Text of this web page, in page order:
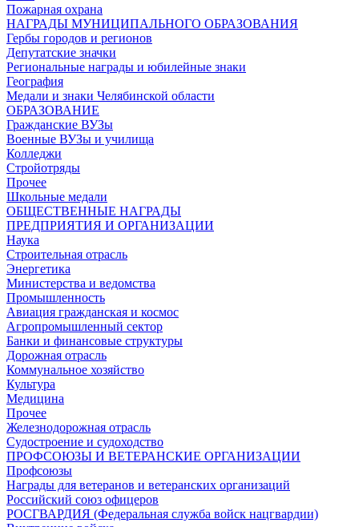
Пожарная охрана
НАГРАДЫ МУНИЦИПАЛЬНОГО ОБРАЗОВАНИЯ
Гербы городов и регионов
Депутатские значки
Региональные награды и юбилейные знаки
География
Медали и знаки Челябинской области
ОБРАЗОВАНИЕ
Гражданские ВУЗы
Военные ВУЗы и училища
Колледжи
Стройотряды
Прочее
Школьные медали
ОБЩЕСТВЕННЫЕ НАГРАДЫ
ПРЕДПРИЯТИЯ И ОРГАНИЗАЦИИ
Наука
Строительная отрасль
Энергетика
Министерства и ведомства
Промышленность
Авиация гражданская и космос
Агропромышленный сектор
Банки и финансовые структуры
Дорожная отрасль
Коммунальное хозяйство
Культура
Медицина
Прочее
Железнодорожная отрасль
Судостроение и судоходство
ПРОФСОЮЗЫ И ВЕТЕРАНСКИЕ ОРГАНИЗАЦИИ
Профсоюзы
Награды для ветеранов и ветеранских организаций
Российский союз офицеров
РОСГВАРДИЯ (Федеральная служба войск нацгвардии)